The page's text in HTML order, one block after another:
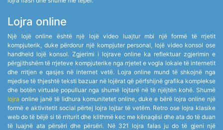
Lojra online
Një lojë online është një lojë video luajtur mbi një formë të rrjetit
kompjuterik, duke përdorur një kompjuter personal, lojë video konsol ose
handheld lojë konsol. Zgjerimi i lojrave online ka reflektuar zgjerimin e
përgjithshëm të rrjeteve kompjuterike nga rrjetet e vogla lokale të internetit
dhe rritjen e qasjes në internet vetë. Lojra online mund të shkojnë nga
mjedise të thjeshtë teksti bazuar në lojërat që përfshijnë grafika komplekse
dhe botën virtuale populluar nga shumë lojtarë në të njëjtën kohë. Shumë
lojra online janë të lidhura komunitetet online, duke e bërë lojra online një
formë e aktivitetit social përtej lojra lojtar të vetëm. Retro ose lojra klasike
web do të bëjë si të rriturit dhe klithmë kec me kënaqësi dhe ata do të duan
të luajnë ata përsëri dhe përsëri. Në 321 lojra falas ju do të gjeni një